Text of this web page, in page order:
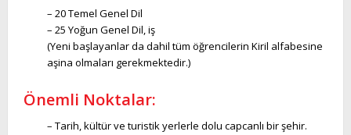
– 20 Temel Genel Dil
– 25 Yoğun Genel Dil, iş
(Yeni başlayanlar da dahil tüm öğrencilerin Kiril alfabesine
aşina olmaları gerekmektedir.)
Önemli Noktalar:
– Tarih, kültür ve turistik yerlerle dolu capcanlı bir şehir.